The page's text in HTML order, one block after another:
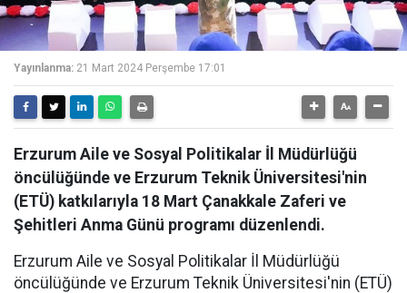
Yayınlanma: 21 Mart 2024 Perşembe 17:01
Erzurum Aile ve Sosyal Politikalar İl Müdürlüğü
öncülüğünde ve Erzurum Teknik Üniversitesi'nin
(ETÜ) katkılarıyla 18 Mart Çanakkale Zaferi ve
Şehitleri Anma Günü programı düzenlendi.
Erzurum Aile ve Sosyal Politikalar İl Müdürlüğü
öncülüğünde ve Erzurum Teknik Üniversitesi'nin (ETÜ)